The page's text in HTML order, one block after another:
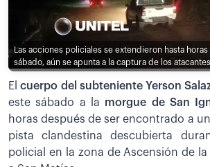
Las acciones policiales se extendieron hasta
sábado, aún se apunta a la captura de los atacantes
Elcuerpo del subteniente Yerson
este sábado a la morgue de San
horas después de ser encontrado a
pista clandestina descubierta
policial en la zona de Ascensión de